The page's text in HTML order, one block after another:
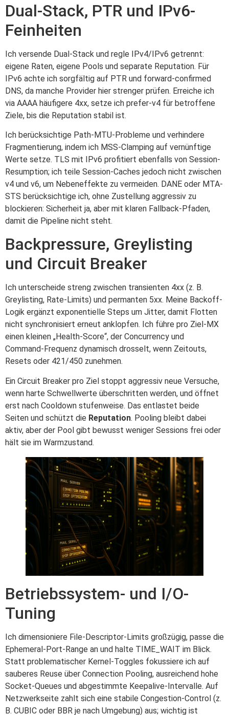
Dual-Stack, PTR und IPv6-
Feinheiten
Ich versende Dual-Stack und regle IPv4/IPv6 getrennt:
eigene Raten, eigene Pools und separate Reputation. Für
IPv6 achte ich sorgfältig auf PTR und forward-confirmed
DNS, da manche Provider hier strenger prüfen. Erreiche ich
via AAAA häufigere 4xx, setze ich prefer-v4 für betroffene
Ziele, bis die Reputation stabil ist.
Ich berücksichtige Path-MTU-Probleme und verhindere
Fragmentierung, indem ich MSS-Clamping auf vernünftige
Werte setze. TLS mit IPv6 profitiert ebenfalls von Session-
Resumption; ich teile Session-Caches jedoch nicht zwischen
v4 und v6, um Nebeneffekte zu vermeiden. DANE oder MTA-
STS berücksichtige ich, ohne Zustellung aggressiv zu
blockieren: Sicherheit ja, aber mit klaren Fallback-Pfaden,
damit die Pipeline nicht steht.
Backpressure, Greylisting
und Circuit Breaker
Ich unterscheide streng zwischen transienten 4xx (z. B.
Greylisting, Rate-Limits) und permanten 5xx. Meine Backoff-
Logik ergänzt exponentielle Steps um Jitter, damit Flotten
nicht synchronisiert erneut anklopfen. Ich führe pro Ziel-MX
einen kleinen „Health-Score“, der Concurrency und
Command-Frequenz dynamisch drosselt, wenn Zeitouts,
Resets oder 421/450 zunehmen.
Ein Circuit Breaker pro Ziel stoppt aggressiv neue Versuche,
wenn harte Schwellwerte überschritten werden, und öffnet
erst nach Cooldown stufenweise. Das entlastet beide
Seiten und schützt die Reputation. Pooling bleibt dabei
aktiv, aber der Pool gibt bewusst weniger Sessions frei oder
hält sie im Warmzustand.
Betriebssystem- und I/O-
Tuning
Ich dimensioniere File-Descriptor-Limits großzügig, passe die
Ephemeral-Port-Range an und halte TIME_WAIT im Blick.
Statt problematischer Kernel-Toggles fokussiere ich auf
sauberes Reuse über Connection Pooling, ausreichend hohe
Socket-Queues und abgestimmte Keepalive-Intervalle. Auf
Netzwerkseite zahlt sich eine stabile Congestion-Control (z.
B. CUBIC oder BBR je nach Umgebung) aus; wichtig ist